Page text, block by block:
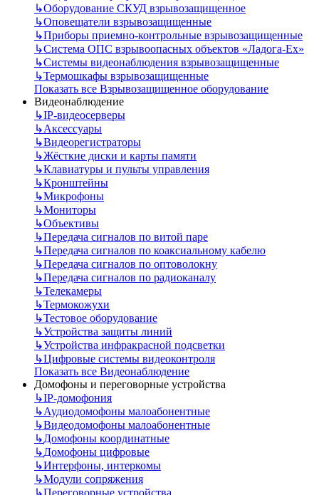
↳Оборудование СКУД взрывозащищенное
↳Оповещатели взрывозащищенные
↳Приборы приемно-контрольные взрывозащищенные
↳Система ОПС взрывоопасных объектов «Ладога-Ex»
↳Системы видеонаблюдения взрывозащищенные
↳Термошкафы взрывозащищенные
Показать все Взрывозащищенное оборудование
Видеонаблюдение
↳IP-видеосерверы
↳Аксессуары
↳Видеорегистраторы
↳Жёсткие диски и карты памяти
↳Клавиатуры и пульты управления
↳Кронштейны
↳Микрофоны
↳Мониторы
↳Объективы
↳Передача сигналов по витой паре
↳Передача сигналов по коаксиальному кабелю
↳Передача сигналов по оптоволокну
↳Передача сигналов по радиоканалу
↳Телекамеры
↳Термокожухи
↳Тестовое оборудование
↳Устройства защиты линий
↳Устройства инфракрасной подсветки
↳Цифровые системы видеоконтроля
Показать все Видеонаблюдение
Домофоны и переговорные устройства
↳IP-домофония
↳Аудиодомофоны малоабонентные
↳Видеодомофоны малоабонентные
↳Домофоны координатные
↳Домофоны цифровые
↳Интерфоны, интеркомы
↳Модули сопряжения
↳Переговорные устройства